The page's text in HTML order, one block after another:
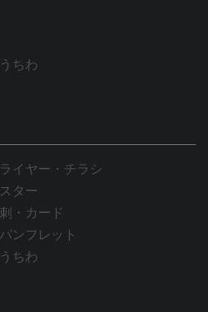
ちわ
イヤー・チラシ
ター
・カード
ンフレット
ちわ